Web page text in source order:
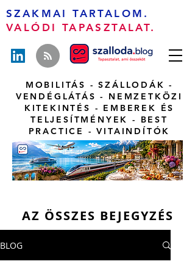
SZAKMAI TARTALOM.
VALÓDI TAPASZTALAT.
MOBILITÁS - SZÁLLODÁK -
VENDÉGLÁTÁS - NEMZETKÖZI
KITEKINTÉS - EMBEREK ÉS
TELJESÍTMÉNYEK - BEST
PRACTICE - VITAINDÍTÓK
AZ ÖSSZES BEJEGYZÉS
BLOG